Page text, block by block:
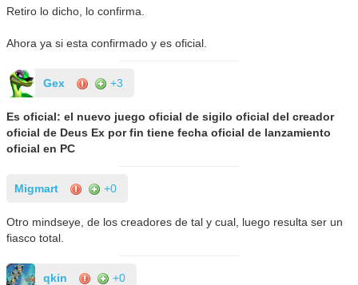
Retiro lo dicho, lo confirma.
Ahora ya si esta confirmado y es oficial.
Gex +3
Es oficial: el nuevo juego oficial de sigilo oficial del creador
oficial de Deus Ex por fin tiene fecha oficial de lanzamiento
oficial en PC
Migmart +0
Otro mindseye, de los creadores de tal y cual, luego resulta ser un
fiasco total.
qkin +0